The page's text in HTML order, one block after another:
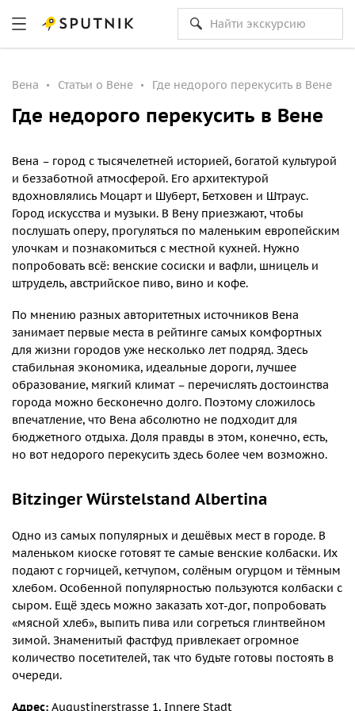
Вена Статьи о Вене Где недорого перекусить в Вене
Где недорого перекусить в Вене
Вена – город с тысячелетней историей, богатой культурой
и беззаботной атмосферой. Его архитектурой
вдохновлялись Моцарт и Шуберт, Бетховен и Штраус.
Город искусства и музыки. В Вену приезжают, чтобы
послушать оперу, прогуляться по маленьким европейским
улочкам и познакомиться с местной кухней. Нужно
попробовать всё: венские сосиски и вафли, шницель и
штрудель, австрийское пиво, вино и кофе.
По мнению разных авторитетных источников Вена
занимает первые места в рейтинге самых комфортных
для жизни городов уже несколько лет подряд. Здесь
стабильная экономика, идеальные дороги, лучшее
образование, мягкий климат – перечислять достоинства
города можно бесконечно долго. Поэтому сложилось
впечатление, что Вена абсолютно не подходит для
бюджетного отдыха. Доля правды в этом, конечно, есть,
но вот недорого перекусить здесь более чем возможно.
Bitzinger Würstelstand Albertina
Одно из самых популярных и дешёвых мест в городе. В
маленьком киоске готовят те самые венские колбаски. Их
подают с горчицей, кетчупом, солёным огурцом и тёмным
хлебом. Особенной популярностью пользуются колбаски с
сыром. Ещё здесь можно заказать хот-дог, попробовать
«мясной хлеб», выпить пива или согреться глинтвейном
зимой. Знаменитый фастфуд привлекает огромное
количество посетителей, так что будьте готовы постоять в
очереди.
Адрес: Augustinerstrasse 1, Innere Stadt